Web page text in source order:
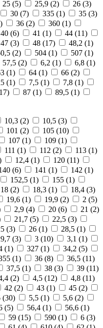
25 (5) 25,9 (2) 26 (3)
30 (7) 335 (1) 35 (3)
) 36 (2) 360 (1)
40 (6) 41 (1) 44 (11)
47 (3) 48 (17) 48,2 (1)
(2) 504 (1) 507 (1)
57,5 (2) 6,2 (1) 6,8 (1)
(1) 64 (1) 66 (2)
(1) 7,5 (1) 7,8 (1)
17) 87 (1) 89,5 (1)
10,3 (2) 10,5 (3)
101 (2) 105 (10)
107 (1) 109 (1)
111 (1) 112 (2) 113 (1)
12,4 (1) 120 (11)
(6) 141 (1) 142 (1)
152,5 (1) 155 (1)
18 (2) 18,3 (1) 18,4 (3)
19,6 (1) 19,9 (2) 2 (5)
2,9 (4) 20 (6) 21 (2)
21,7 (5) 22,5 (3)
(3) 26 (1) 28,5 (1)
(3) 3 (10) 3,1 (1)
(1) 327 (1) 34,2 (5)
(1) 36 (8) 36,5 (11)
37,5 (1) 38 (3) 39 (11)
(2) 4,5 (12) 4,8 (11)
42 (2) 43 (1) 45 (2)
(30) 5,5 (1) 5,6 (2)
(5) 56,4 (1) 56,6 (1)
59 (15) 590 (1) 6 (3)